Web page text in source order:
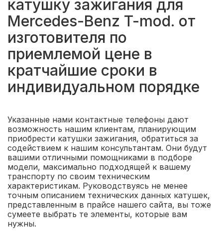
катушку зажигания для
Mercedes-Benz T-mod. от
изготовителя по
приемлемой цене в
кратчайшие сроки в
индивидуальном порядке
Указанные нами контактные телефоны дают
возможность нашим клиентам, планирующим
приобрести катушки зажигания, обратиться за
содействием к нашим консультантам. Они будут
вашими отличными помощниками в подборе
модели, максимально подходящей к вашему
транспорту по своим техническим
характеристикам. Руководствуясь не менее
точным описанием технических данных катушек,
представленным в прайсе нашего сайта, вы тоже
сумеете выбрать те элементы, которые вам
нужны.